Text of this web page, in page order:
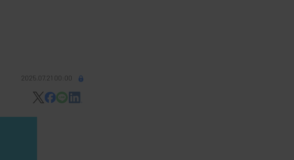
2025.07.21 00:00